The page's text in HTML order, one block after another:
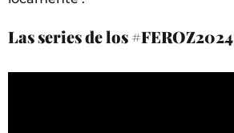
Las series de los #FEROZ2024